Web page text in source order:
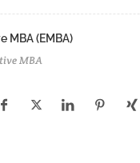
MBA (EMBA)
MBA